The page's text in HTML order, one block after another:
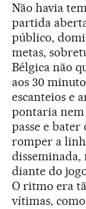
Não havia
partida
público,
metas,
Bélgica não
aos 30
escanteios e
pontaria
passe e
romper a
diante do
O ritmo era
vítimas,